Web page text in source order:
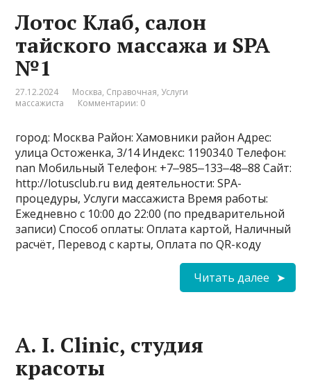
Лотос Клаб, салон
тайского массажа и SPA
№1
27.12.2024 Москва, Справочная, Услуги
массажиста
Комментарии: 0
город: Москва Район: Хамовники район Адрес:
улица Остоженка, 3/14 Индекс: 119034.0 Телефон:
nan Мобильный Телефон: +7‒985‒133‒48‒88 Сайт:
http://lotusclub.ru вид деятельности: SPA-
процедуры, Услуги массажиста Время работы:
Ежедневно с 10:00 до 22:00 (по предварительной
записи) Способ оплаты: Оплата картой, Наличный
расчёт, Перевод с карты, Оплата по QR-коду
Читать далее
A. I. Clinic, студия
красоты